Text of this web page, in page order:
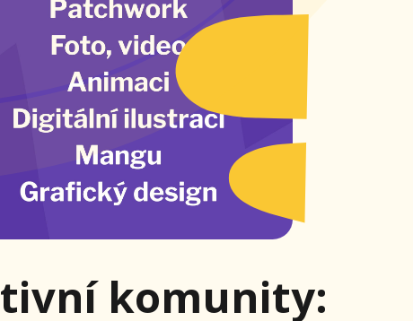
komunity: